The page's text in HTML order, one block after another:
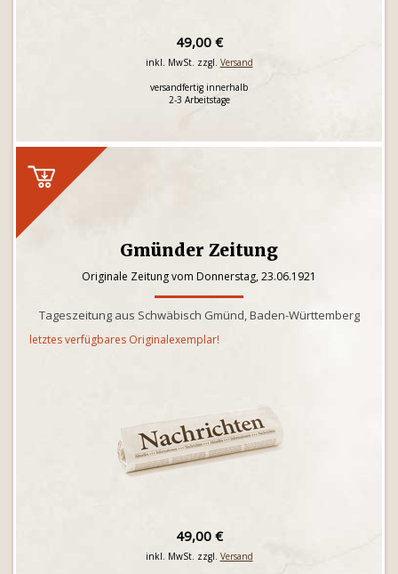
49,00 €
inkl. MwSt. zzgl. Versand
versandfertig innerhalb
2-3 Arbeitstage
Gmünder Zeitung
Originale Zeitung vom Donnerstag, 23.06.1921
Tageszeitung aus Schwäbisch Gmünd, Baden-Württemberg
letztes verfügbares Originalexemplar!
49,00 €
inkl. MwSt. zzgl. Versand